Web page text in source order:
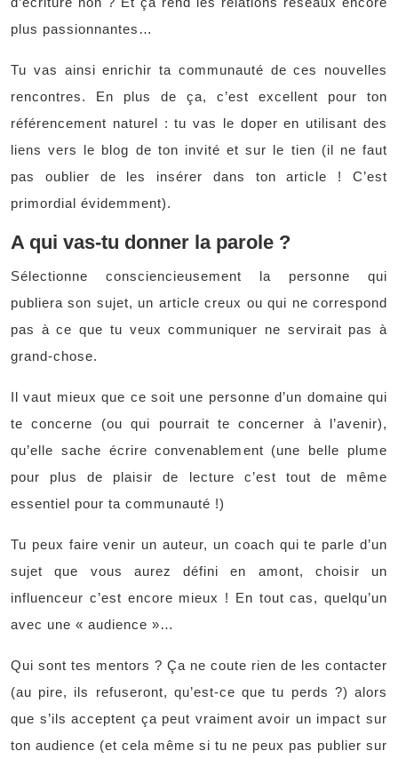
plus passionnantes…
Tu vas ainsi enrichir ta communauté de ces nouvelles
rencontres. En plus de ça, c’est excellent pour ton
référencement naturel : tu vas le doper en utilisant des
liens vers le blog de ton invité et sur le tien (il ne faut
pas oublier de les insérer dans ton article ! C’est
primordial évidemment).
A qui vas-tu donner la parole ?
Sélectionne consciencieusement la personne qui
publiera son sujet, un article creux ou qui ne correspond
pas à ce que tu veux communiquer ne servirait pas à
grand-chose.
Il vaut mieux que ce soit une personne d’un domaine qui
te concerne (ou qui pourrait te concerner à l’avenir),
qu’elle sache écrire convenablement (une belle plume
pour plus de plaisir de lecture c’est tout de même
essentiel pour ta communauté !)
Tu peux faire venir un auteur, un coach qui te parle d’un
sujet que vous aurez défini en amont, choisir un
influenceur c’est encore mieux ! En tout cas, quelqu’un
avec une « audience »…
Qui sont tes mentors ? Ça ne coute rien de les contacter
(au pire, ils refuseront, qu’est-ce que tu perds ?) alors
que s’ils acceptent ça peut vraiment avoir un impact sur
ton audience (et cela même si tu ne peux pas publier sur